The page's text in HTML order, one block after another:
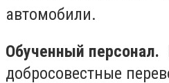
автомобили.
Обученный персонал.
добросовестные